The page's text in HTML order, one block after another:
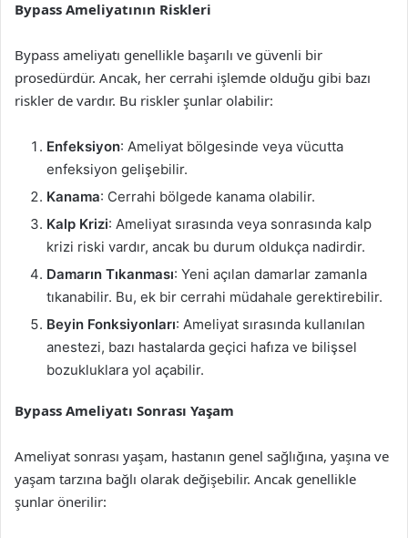
Bypass Ameliyatının Riskleri
Bypass ameliyatı genellikle başarılı ve güvenli bir
prosedürdür. Ancak, her cerrahi işlemde olduğu gibi bazı
riskler de vardır. Bu riskler şunlar olabilir:
Enfeksiyon: Ameliyat bölgesinde veya vücutta
enfeksiyon gelişebilir.
Kanama: Cerrahi bölgede kanama olabilir.
Kalp Krizi: Ameliyat sırasında veya sonrasında kalp
krizi riski vardır, ancak bu durum oldukça nadirdir.
Damarın Tıkanması: Yeni açılan damarlar zamanla
tıkanabilir. Bu, ek bir cerrahi müdahale gerektirebilir.
Beyin Fonksiyonları: Ameliyat sırasında kullanılan
anestezi, bazı hastalarda geçici hafıza ve bilişsel
bozukluklara yol açabilir.
Bypass Ameliyatı Sonrası Yaşam
Ameliyat sonrası yaşam, hastanın genel sağlığına, yaşına ve
yaşam tarzına bağlı olarak değişebilir. Ancak genellikle
şunlar önerilir: